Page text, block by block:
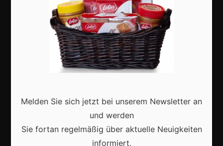
Karneval in Deutschland: Traditionen, Kostüme und
moderne Feierkultur
Melden Sie sich jetzt bei unserem Newsletter an
und werden
Sie fortan regelmäßig über aktuelle Neuigkeiten
informiert.